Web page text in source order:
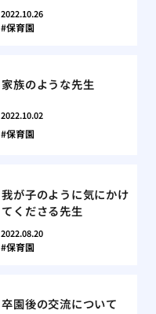
2022.10.26
保育園
家族のような先生
2022.10.02
保育園
我が子のように気にかけ
てくださる先生
2022.08.20
保育園
卒園後の交流について